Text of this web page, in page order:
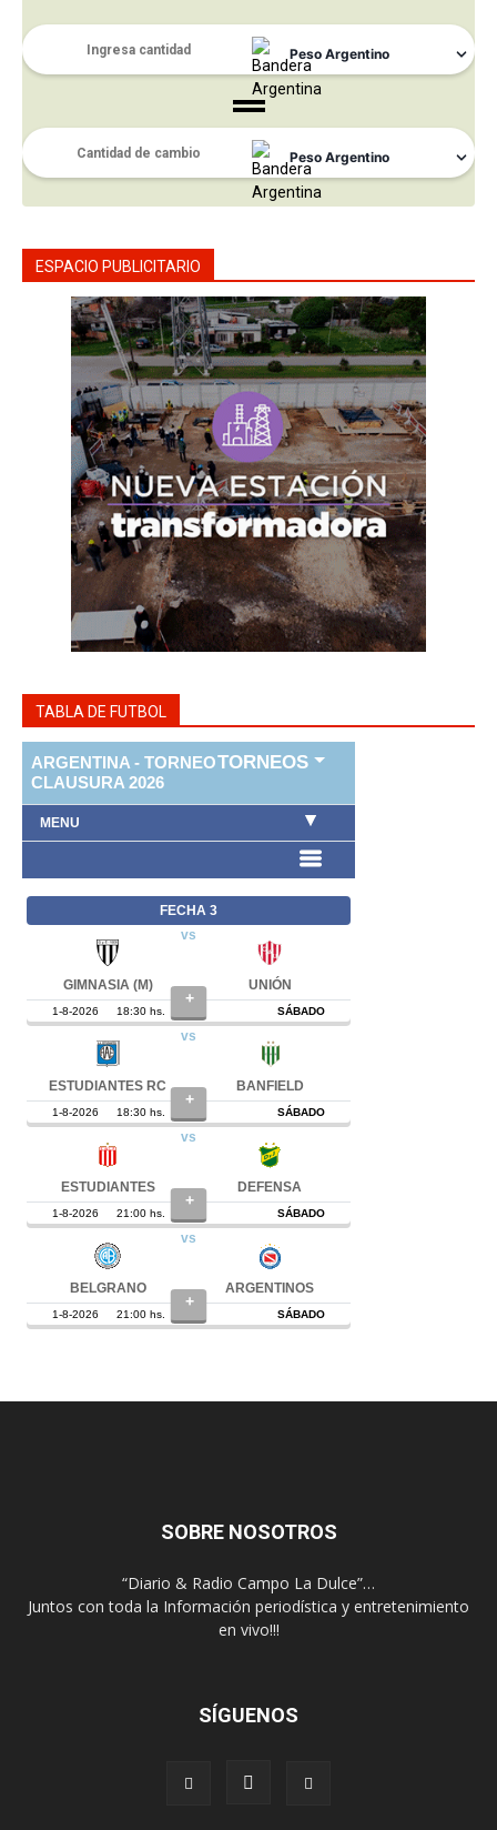
ESPACIO PUBLICITARIO
TABLA DE FUTBOL
SOBRE NOSOTROS
“Diario & Radio Campo La Dulce”…
Juntos con toda la Información periodística y entretenimiento
en vivo!!!
SÍGUENOS